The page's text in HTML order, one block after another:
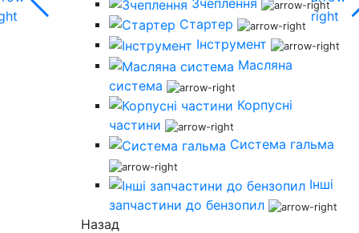
Зчеплення
Стартер
Інструмент
Масляна
система
Корпусні
частини
Система гальма
Інші
запчастини до бензопил
Назад